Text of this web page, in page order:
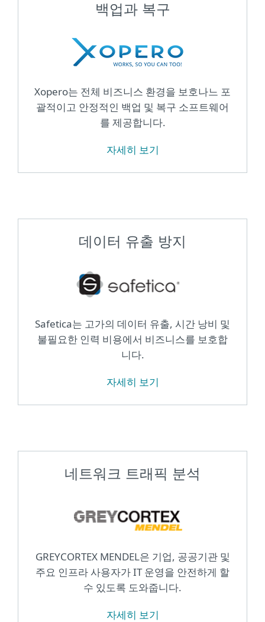
백업과 복구
Xopero는 전체 비즈니스 환경을 보호나느 포
괄적이고 안정적인 백업 및 복구 소프트웨어
를 제공합니다.
자세히 보기
데이터 유출 방지
Safetica는 고가의 데이터 유출, 시간 낭비 및
불필요한 인력 비용에서 비즈니스를 보호합
니다.
자세히 보기
네트워크 트래픽 분석
GREYCORTEX MENDEL은 기업, 공공기관 및
주요 인프라 사용자가 IT 운영을 안전하게 할
수 있도록 도와줍니다.
자세히 보기